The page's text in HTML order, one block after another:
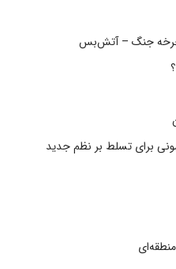
چرخه جنگ – آتش‌بس
برای تسلط بر نظم جدید